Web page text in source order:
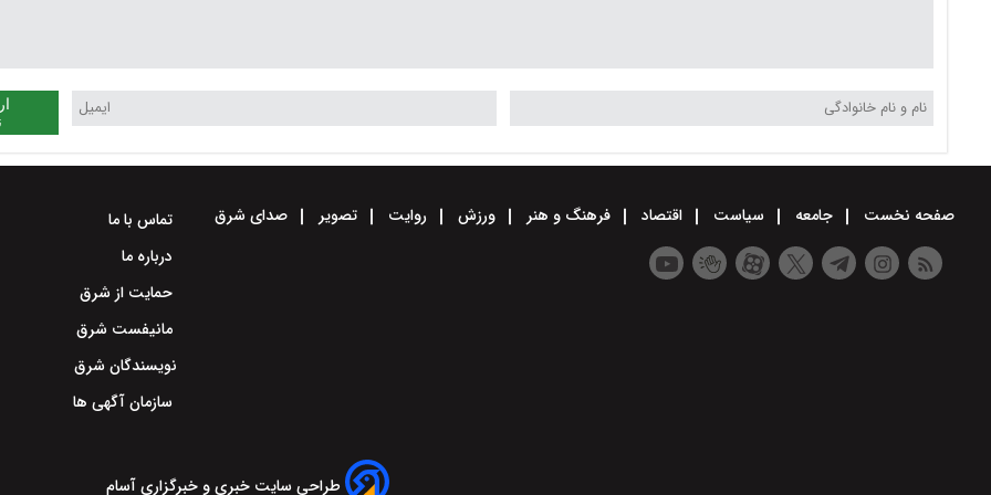
صفحه نخست جامعه سیاست اقتصاد فرهنگ و هنر ورزش روایت تصویر صدای شرق
تماس با ما
درباره ما
حمایت از شرق
مانیفست شرق
نویسندگان شرق
سازمان آگهی ها
طراحی سایت خبری و خبرگزاری آسام